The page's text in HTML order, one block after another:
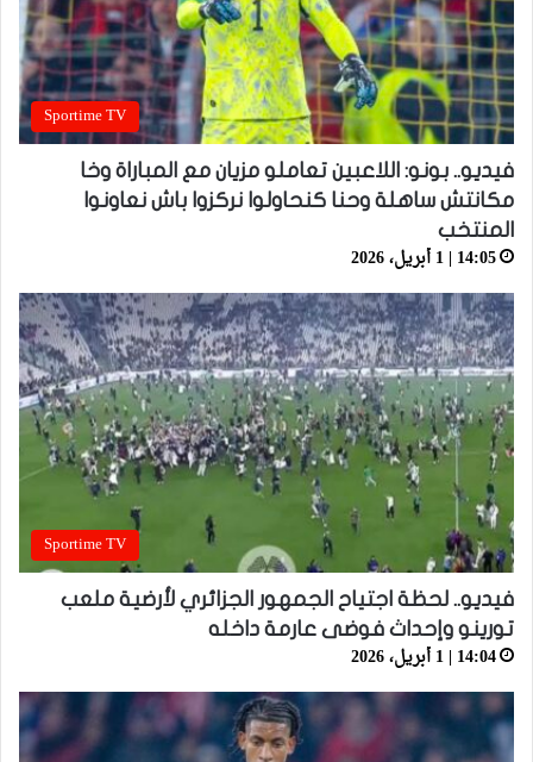
Sportime TV
فيديو.. بونو: اللاعبين تعاملو مزيان مع المباراة وخا
مكانتش ساهلة وحنا كنحاولوا نركزوا باش نعاونوا
المنتخب
14:05 | 1 أبريل، 2026
Sportime TV
فيديو.. لحظة اجتياح الجمهور الجزائري لأرضية ملعب
تورينو وإحداث فوضى عارمة داخله
14:04 | 1 أبريل، 2026